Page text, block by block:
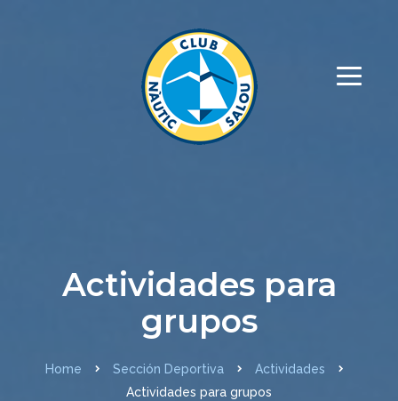
Actividades para
grupos
Home Sección Deportiva
Actividades
Actividades para grupos